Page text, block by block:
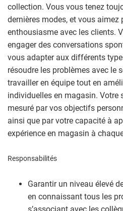
collection. Vous vous tenez
dernières modes, et vous aimez
enthousiasme avec les clients.
engager des conversations
vous adapter aux différents
résoudre les problèmes avec le
travailler en équipe tout en
individuelles en magasin. Votre
mesuré par vos objectifs
ainsi que par votre capacité à
expérience en magasin à
Responsabilités
Garantir un niveau élevé
en connaissant tous les